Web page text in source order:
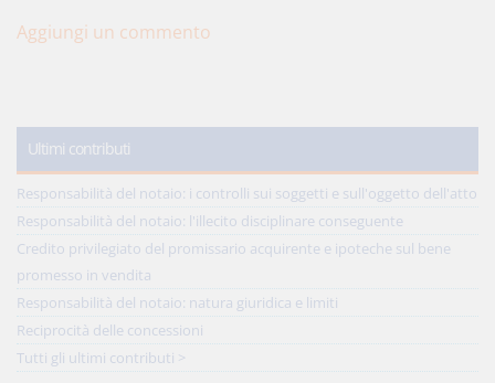
Aggiungi un commento
Ultimi contributi
Responsabilità del notaio: i controlli sui soggetti e sull'oggetto dell'atto
Responsabilità del notaio: l'illecito disciplinare conseguente
Credito privilegiato del promissario acquirente e ipoteche sul bene
promesso in vendita
Responsabilità del notaio: natura giuridica e limiti
Reciprocità delle concessioni
Tutti gli ultimi contributi >